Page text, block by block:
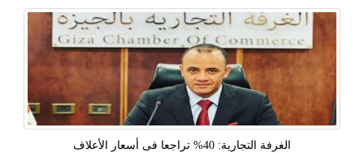
الغرفة التجارية: 40% تراجعا فى أسعار الأعلاف